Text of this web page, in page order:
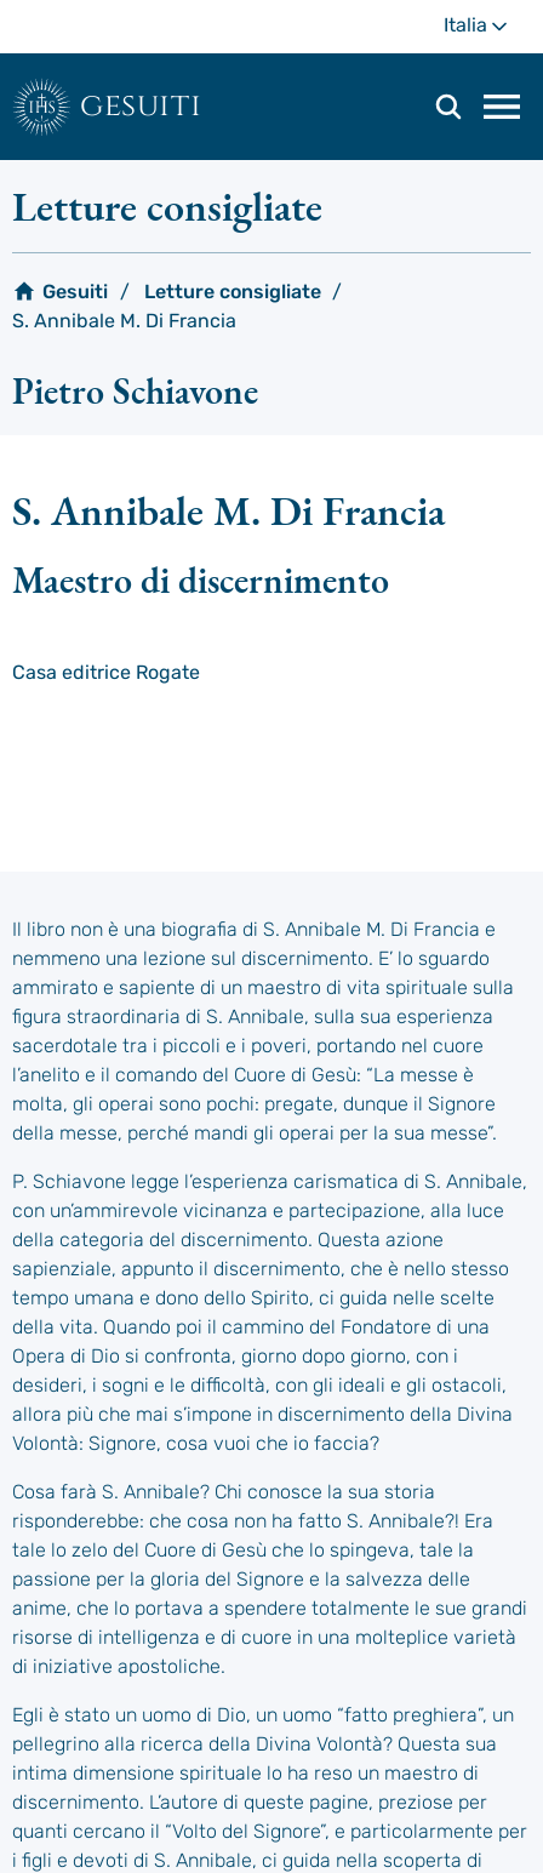
contenuto
principale
Italia
gesuiti
di
Letture consigliate
Gesuiti
Letture consigliate
S. Annibale M. Di Francia
Pietro Schiavone
S. Annibale M. Di Francia
Maestro di discernimento
Casa editrice Rogate
Il libro non è una biografia di S. Annibale M. Di Francia e
nemmeno una lezione sul discernimento. E’ lo sguardo
ammirato e sapiente di un maestro di vita spirituale sulla
figura straordinaria di S. Annibale, sulla sua esperienza
sacerdotale tra i piccoli e i poveri, portando nel cuore
l’anelito e il comando del Cuore di Gesù: “La messe è
molta, gli operai sono pochi: pregate, dunque il Signore
della messe, perché mandi gli operai per la sua messe”.
P. Schiavone legge l’esperienza carismatica di S. Annibale,
con un’ammirevole vicinanza e partecipazione, alla luce
della categoria del discernimento. Questa azione
sapienziale, appunto il discernimento, che è nello stesso
tempo umana e dono dello Spirito, ci guida nelle scelte
della vita. Quando poi il cammino del Fondatore di una
Opera di Dio si confronta, giorno dopo giorno, con i
desideri, i sogni e le difficoltà, con gli ideali e gli ostacoli,
allora più che mai s’impone in discernimento della Divina
Volontà: Signore, cosa vuoi che io faccia?
Cosa farà S. Annibale? Chi conosce la sua storia
risponderebbe: che cosa non ha fatto S. Annibale?! Era
tale lo zelo del Cuore di Gesù che lo spingeva, tale la
passione per la gloria del Signore e la salvezza delle
anime, che lo portava a spendere totalmente le sue grandi
risorse di intelligenza e di cuore in una molteplice varietà
di iniziative apostoliche.
Egli è stato un uomo di Dio, un uomo “fatto preghiera”, un
pellegrino alla ricerca della Divina Volontà? Questa sua
intima dimensione spirituale lo ha reso un maestro di
discernimento. L’autore di queste pagine, preziose per
quanti cercano il “Volto del Signore”, e particolarmente per
i figli e devoti di S. Annibale, ci guida nella scoperta di